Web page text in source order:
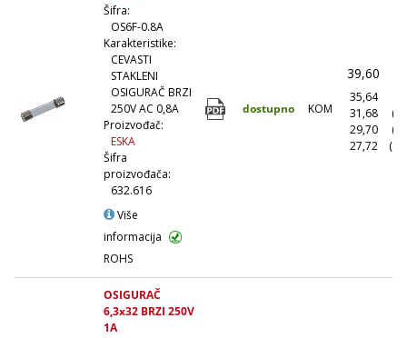
Šifra:
OS6F-0.8A
Karakteristike:
CEVASTI
STAKLENI
OSIGURAČ BRZI
250V AC 0,8A
Proizvođač:
ESKA
Šifra
proizvođača:
632.616
Više
informacija
ROHS
dostupno KOM
39,60
35,64
31,68
29,70
27,72
OSIGURAČ
6,3x32 BRZI 250V
1A